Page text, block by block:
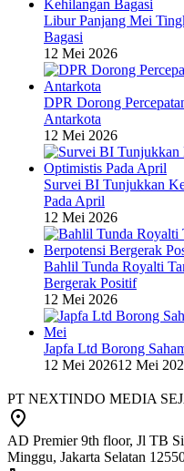
Libur Panjang Mei
Bagasi
12 Mei 2026
DPR Dorong
Antarkota
12 Mei 2026
Survei BI Tunjukkan
Pada April
12 Mei 2026
Bahlil Tunda Royalti
Bergerak Positif
12 Mei 2026
Japfa Ltd Borong
12 Mei 202612 Mei
PT NEXTINDO MEDIA
AD Premier 9th floor, Jl TB
Minggu, Jakarta Selatan